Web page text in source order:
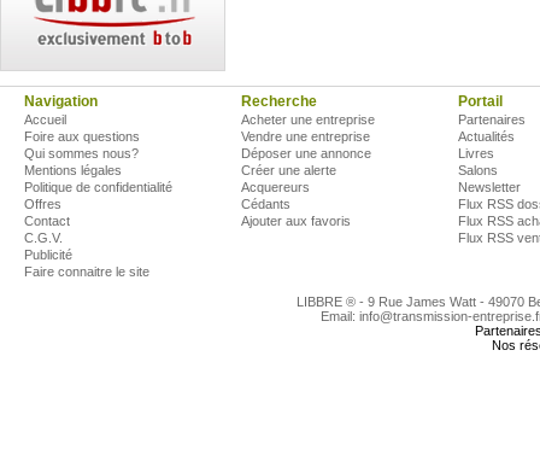
Navigation
Accueil
Foire aux questions
Qui sommes nous?
Mentions légales
Politique de confidentialité
Offres
Contact
C.G.V.
Publicité
Faire connaitre le site
Recherche
Acheter une entreprise
Vendre une entreprise
Déposer une annonce
Créer une alerte
Acquereurs
Cédants
Ajouter aux favoris
Portail
Partenaires
Actualités
Livres
Salons
Newsletter
Flux RSS
Flux RSS
Flux RSS
LIBBRE ® - 9 Rue James Watt - 49070
Email: info@transmission-
Nos